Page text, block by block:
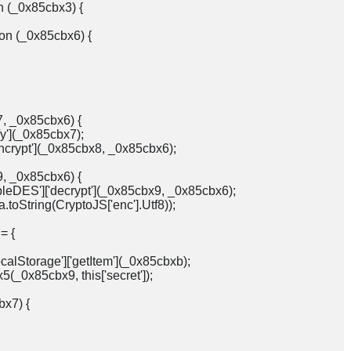
(_0x85cbx3) {
(_0x85cbx6) {
_0x85cbx6) {
_0x85cbx6);
_0x85cbx6) {
_0x85cbx6);
{
this['secret']);
{